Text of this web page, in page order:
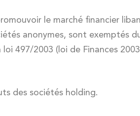
le marché financier
anonymes, sont exemptés
497/2003 (loi de Finances
des sociétés holding.